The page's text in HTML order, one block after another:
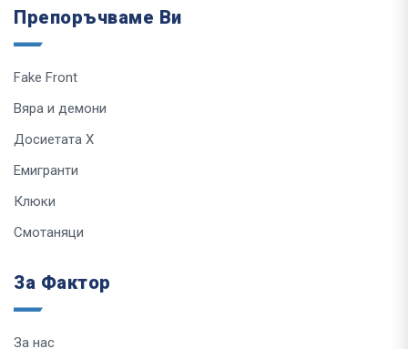
Препоръчваме Ви
Fake Front
Вяра и демони
Досиетата Х
Емигранти
Клюки
Смотаняци
За Фактор
За нас